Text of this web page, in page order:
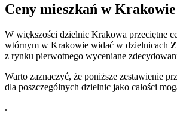
Ceny mieszkań w
W większości dzielnic Krakowa przeciętne
wtórnym w Krakowie widać w dzielnicach
z rynku pierwotnego wyceniane
Warto zaznaczyć, że poniższe zestawienie
dla poszczególnych dzielnic jako całości
.